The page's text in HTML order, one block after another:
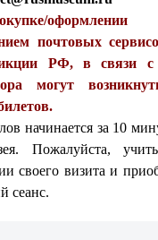
почтовых
РФ, в связи с
могут
начинается за 10
Пожалуйста,
своего визита и
сеанс.